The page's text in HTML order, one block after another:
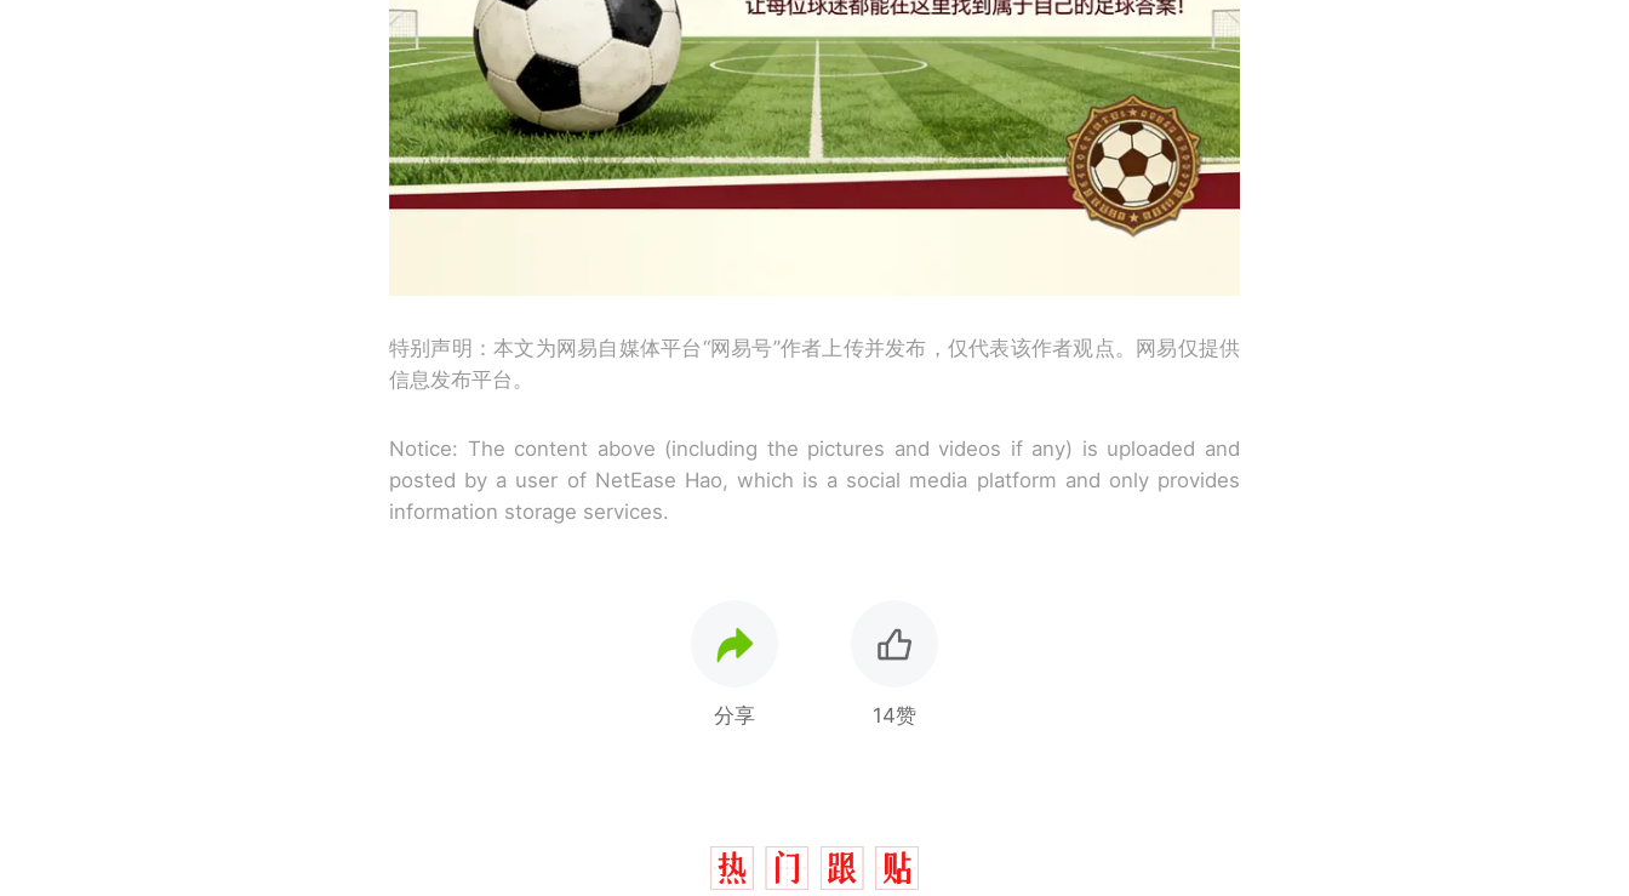
特别声明：本文为网易自媒体平台“网易号”作者上传并发布，仅代表该作者观点。网易仅提供
信息发布平台。
Notice: The content above (including the pictures and videos if any) is uploaded and
posted by a user of NetEase Hao, which is a social media platform and only provides
information storage services.
分享 14赞